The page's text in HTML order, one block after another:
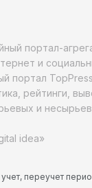
портал-
и
портал
рейтинги,
и
idea»
переучет